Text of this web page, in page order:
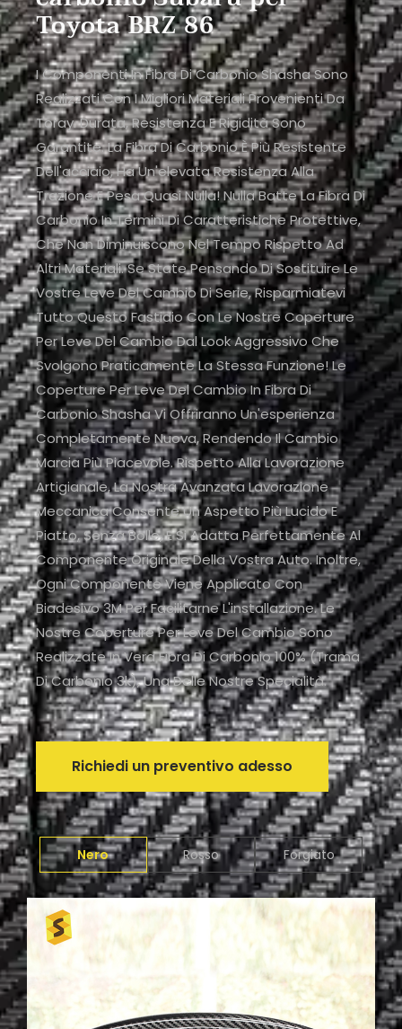
Toyota BRZ 86
I Componenti In Fibra Di Carbonio Shasha Sono
Realizzati Con I Migliori Materiali Provenienti Da
Toray. Durata, Resistenza E Rigidità Sono
Garantite. La Fibra Di Carbonio È Più Resistente
Dell'acciaio, Ha Un'elevata Resistenza Alla
Trazione E Pesa Quasi Nulla! Nulla Batte La Fibra Di
Carbonio In Termini Di Caratteristiche Protettive,
Che Non Diminuiscono Nel Tempo Rispetto Ad
Altri Materiali. Se State Pensando Di Sostituire Le
Vostre Leve Del Cambio Di Serie, Risparmiatevi
Tutto Questo Fastidio Con Le Nostre Coperture
Per Leve Del Cambio Dal Look Aggressivo Che
Svolgono Praticamente La Stessa Funzione! Le
Coperture Per Leve Del Cambio In Fibra Di
Carbonio Shasha Vi Offriranno Un'esperienza
Completamente Nuova, Rendendo Il Cambio
Marcia Più Piacevole. Rispetto Alla Lavorazione
Artigianale, La Nostra Avanzata Lavorazione
Meccanica Consente Un Aspetto Più Lucido E
Piatto, Senza Bolle, E Si Adatta Perfettamente Al
Componente Originale Della Vostra Auto. Inoltre,
Ogni Componente Viene Applicato Con
Biadesivo 3M Per Facilitarne L'installazione. Le
Nostre Coperture Per Leve Del Cambio Sono
Realizzate In Vera Fibra Di Carbonio 100% (trama
Di Carbonio 3k), Una Delle Nostre Specialità.
Richiedi un preventivo adesso
Nero Rosso Forgiato